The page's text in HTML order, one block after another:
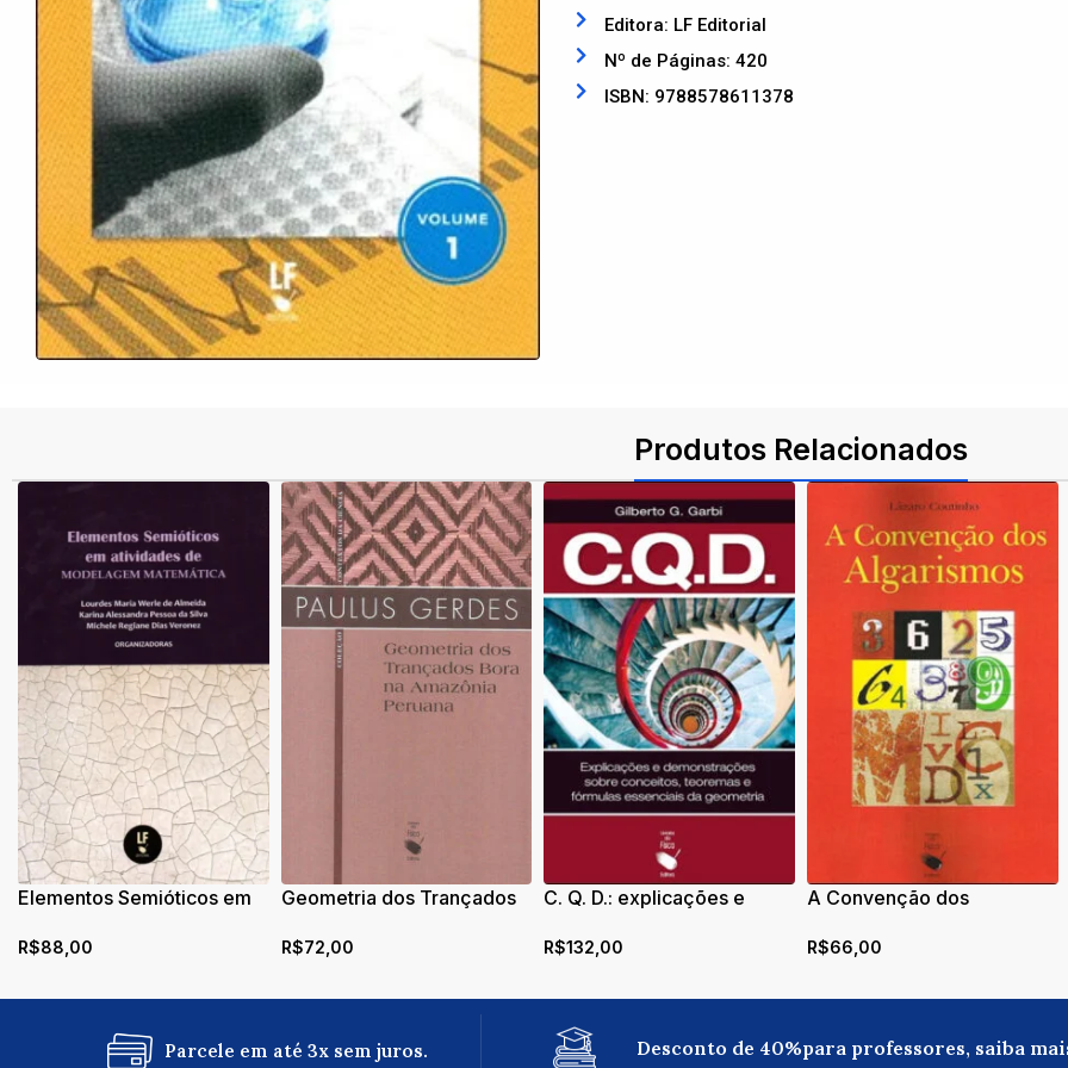
Editora: LF Editorial
Nº de Páginas: 420
ISBN: 9788578611378
Produtos Relacionados
Elementos Semióticos em
matemática
R$88,00
Geometria dos Trançados
R$72,00
C. Q. D.: explicações e
conceitos, teoremas e
geometria
R$132,00
A Convenção dos
R$66,00
Parcele em até 3x sem juros. Desconto de 40%para professores, saiba